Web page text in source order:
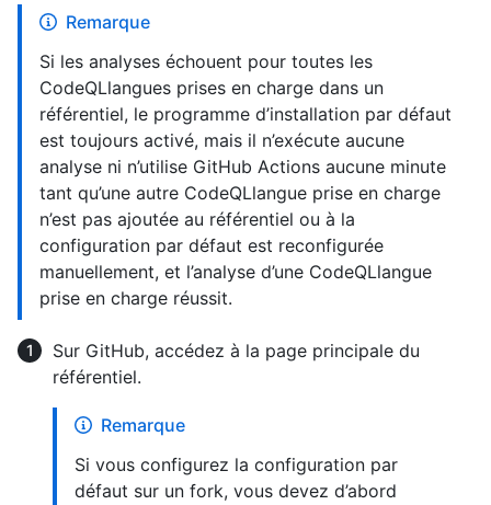
Remarque
Si les analyses échouent pour toutes les
CodeQLlangues prises en charge dans un
référentiel, le programme d’installation par défaut
est toujours activé, mais il n’exécute aucune
analyse ni n’utilise GitHub Actions aucune minute
tant qu’une autre CodeQLlangue prise en charge
n’est pas ajoutée au référentiel ou à la
configuration par défaut est reconfigurée
manuellement, et l’analyse d’une CodeQLlangue
prise en charge réussit.
Sur GitHub, accédez à la page principale du
référentiel.
Remarque
Si vous configurez la configuration par
défaut sur un fork, vous devez d’abord